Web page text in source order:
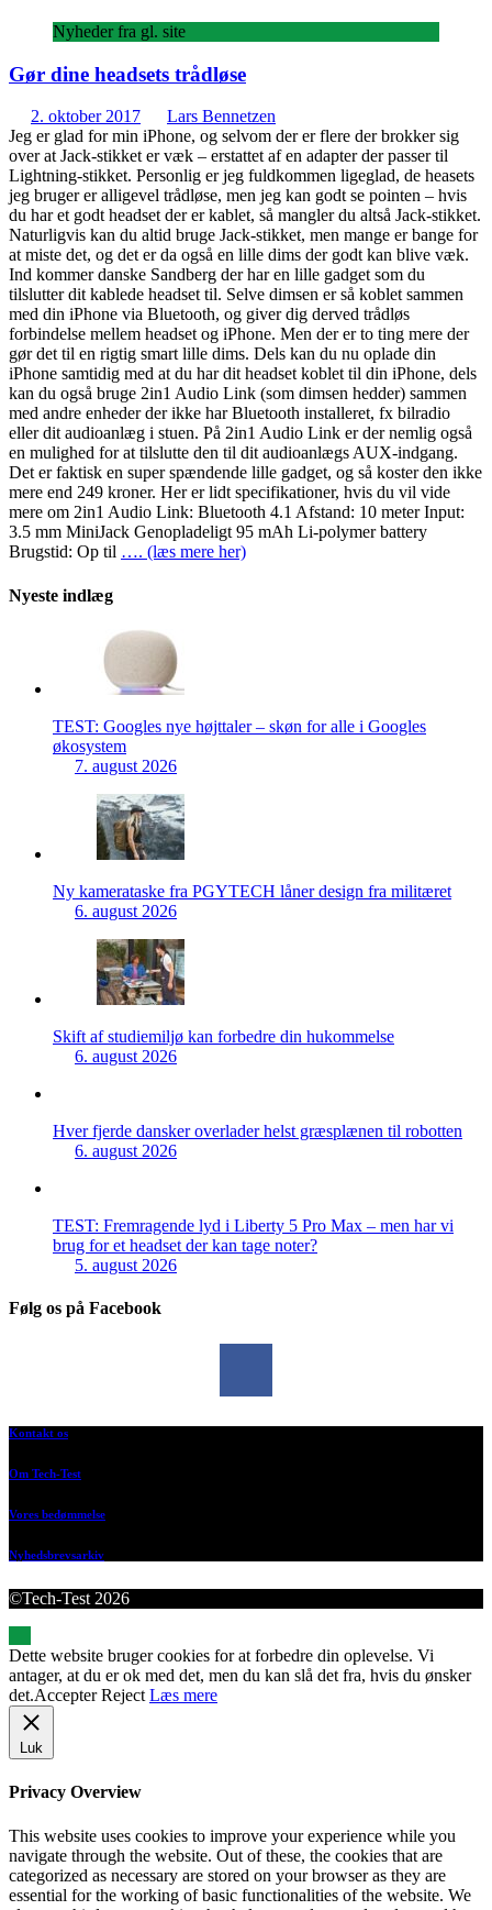
Nyheder fra gl. site
Gør dine headsets trådløse
2. oktober 2017
Lars Bennetzen
Jeg er glad for min iPhone, og selvom der er flere der brokker sig
over at Jack-stikket er væk – erstattet af en adapter der passer til
Lightning-stikket. Personlig er jeg fuldkommen ligeglad, de heasets
jeg bruger er alligevel trådløse, men jeg kan godt se pointen – hvis
du har et godt headset der er kablet, så mangler du altså Jack-stikket.
Naturligvis kan du altid bruge Jack-stikket, men mange er bange for
at miste det, og det er da også en lille dims der godt kan blive væk.
Ind kommer danske Sandberg der har en lille gadget som du
tilslutter dit kablede headset til. Selve dimsen er så koblet sammen
med din iPhone via Bluetooth, og giver dig derved trådløs
forbindelse mellem headset og iPhone. Men der er to ting mere der
gør det til en rigtig smart lille dims. Dels kan du nu oplade din
iPhone samtidig med at du har dit headset koblet til din iPhone, dels
kan du også bruge 2in1 Audio Link (som dimsen hedder) sammen
med andre enheder der ikke har Bluetooth installeret, fx bilradio
eller dit audioanlæg i stuen. På 2in1 Audio Link er der nemlig også
en mulighed for at tilslutte den til dit audioanlægs AUX-indgang.
Det er faktisk en super spændende lille gadget, og så koster den ikke
mere end 249 kroner. Her er lidt specifikationer, hvis du vil vide
mere om 2in1 Audio Link: Bluetooth 4.1 Afstand: 10 meter Input:
3.5 mm MiniJack Genopladeligt 95 mAh Li-polymer battery
Brugstid: Op til …. (læs mere her)
Nyeste indlæg
TEST: Googles nye højttaler – skøn for alle i Googles
økosystem
7. august 2026
Ny kamerataske fra PGYTECH låner design fra militæret
6. august 2026
Skift af studiemiljø kan forbedre din hukommelse
6. august 2026
Hver fjerde dansker overlader helst græsplænen til robotten
6. august 2026
TEST: Fremragende lyd i Liberty 5 Pro Max – men har vi
brug for et headset der kan tage noter?
5. august 2026
Følg os på Facebook
Kontakt os
Om Tech-Test
Vores bedømmelse
Nyhedsbrevsarkiv
©Tech-Test 2026
Dette website bruger cookies for at forbedre din oplevelse. Vi
antager, at du er ok med det, men du kan slå det fra, hvis du ønsker
det.Accepter Reject Læs mere
Luk
Privacy Overview
This website uses cookies to improve your experience while you
navigate through the website. Out of these, the cookies that are
categorized as necessary are stored on your browser as they are
essential for the working of basic functionalities of the website. We